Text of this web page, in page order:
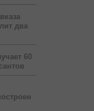
два
60